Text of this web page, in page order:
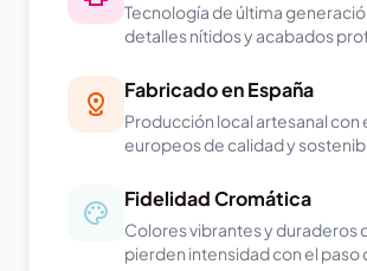
Tecnología de última
detalles nítidos y acabados
Fabricado en España
Producción local artesanal con
europeos de calidad y
Fidelidad Cromática
Colores vibrantes y duraderos
pierden intensidad con el paso